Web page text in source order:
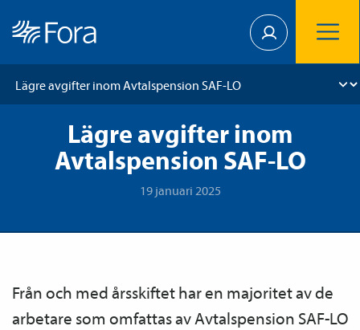
Lägre avgifter inom
Avtalspension SAF-LO
19 januari 2025
Från och med årsskiftet har en majoritet av de
arbetare som omfattas av Avtals­pension SAF-LO